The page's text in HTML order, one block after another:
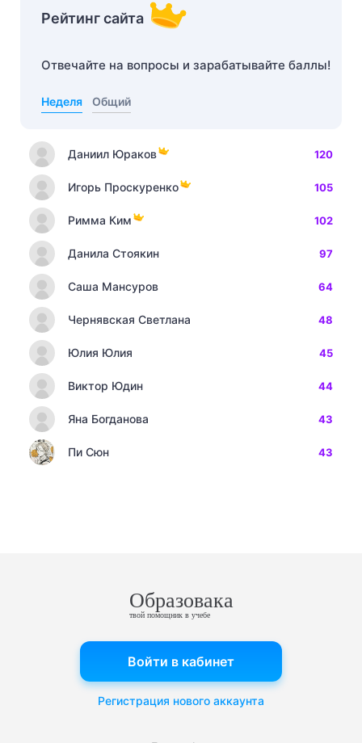
Рейтинг сайта
Отвечайте на вопросы и зарабатывайте баллы!
Неделя Общий
Даниил Юраков 120
Игорь Проскуренко 105
Римма Ким 102
Данила Стоякин 97
Саша Мансуров 64
Чернявская Светлана 48
Юлия Юлия 45
Виктор Юдин 44
Яна Богданова 43
Пи Сюн 43
Образовака
твой помощник в учебе
Войти в кабинет
Регистрация нового аккаунта